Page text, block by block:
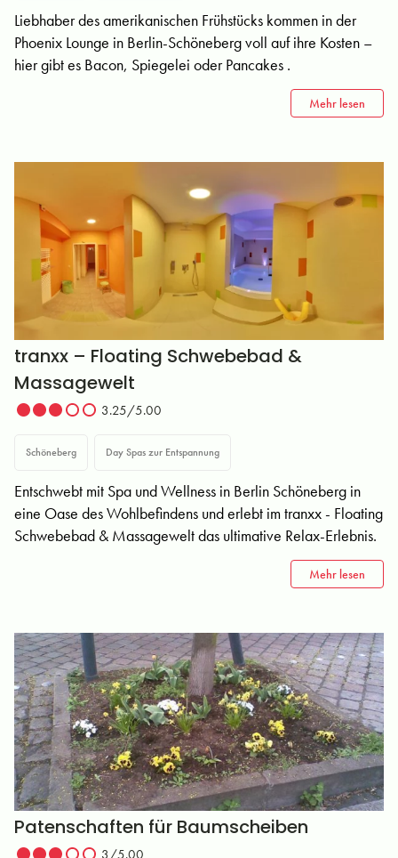
Liebhaber des amerikanischen Frühstücks kommen in der
Phoenix Lounge in Berlin-Schöneberg voll auf ihre Kosten –
hier gibt es Bacon, Spiegelei oder Pancakes .
Mehr lesen
tranxx – Floating Schwebebad &
Massagewelt
3.25/5.00
Schöneberg Day Spas zur Entspannung
Entschwebt mit Spa und Wellness in Berlin Schöneberg in
eine Oase des Wohlbefindens und erlebt im tranxx - Floating
Schwebebad & Massagewelt das ultimative Relax-Erlebnis.
Mehr lesen
Patenschaften für Baumscheiben
3/5.00